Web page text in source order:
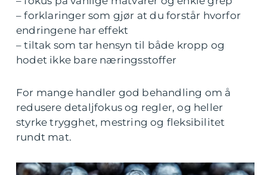
– forklaringer som gjør at du forstår hvorfor
endringene har effekt
– tiltak som tar hensyn til både kropp og
hodet ikke bare næringsstoffer
For mange handler god behandling om å
redusere detaljfokus og regler, og heller
styrke trygghet, mestring og fleksibilitet
rundt mat.